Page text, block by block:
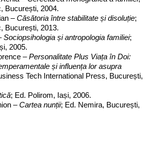
București, 2004.
–Căsătoria între stabilitate și disoluție;
București, 2013.
Sociopsihologia și antropologia familiei;
2005.
–Personalitate Plus Viața în Doi:
și influența lor asupra
Tech International Press, București,
; Ed. Polirom, Iași, 2006.
–Cartea nunții; Ed. Nemira, București,